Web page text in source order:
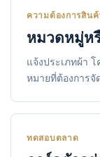
ความต้องการสินค้
หมวดหมู่ห
แจ้งประเภทผ้า
หมายที่ต้องการจั
ทดสอบตลาด